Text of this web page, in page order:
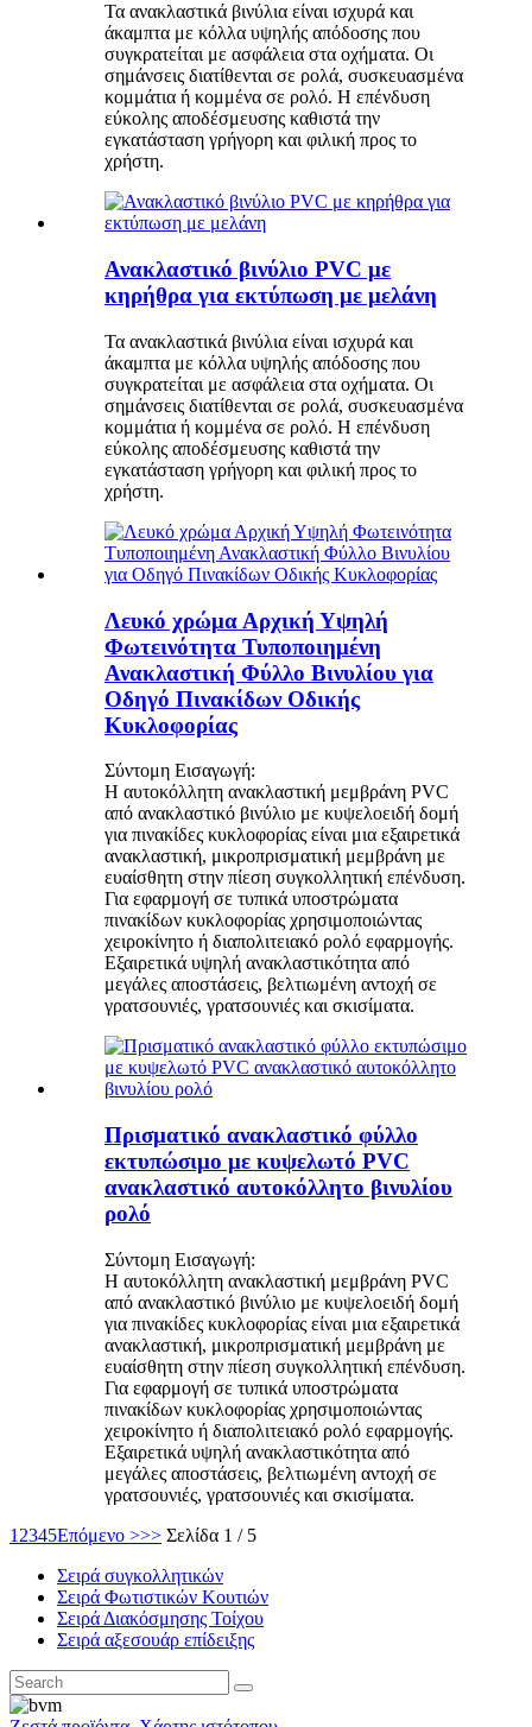
Τα ανακλαστικά βινύλια είναι ισχυρά και
άκαμπτα με κόλλα υψηλής απόδοσης που
συγκρατείται με ασφάλεια στα οχήματα. Οι
σημάνσεις διατίθενται σε ρολά, συσκευασμένα
κομμάτια ή κομμένα σε ρολό. Η επένδυση
εύκολης αποδέσμευσης καθιστά την
εγκατάσταση γρήγορη και φιλική προς το
χρήστη.
Ανακλαστικό βινύλιο PVC με
κηρήθρα για εκτύπωση με μελάνη
Τα ανακλαστικά βινύλια είναι ισχυρά και
άκαμπτα με κόλλα υψηλής απόδοσης που
συγκρατείται με ασφάλεια στα οχήματα. Οι
σημάνσεις διατίθενται σε ρολά, συσκευασμένα
κομμάτια ή κομμένα σε ρολό. Η επένδυση
εύκολης αποδέσμευσης καθιστά την
εγκατάσταση γρήγορη και φιλική προς το
χρήστη.
Λευκό χρώμα Αρχική Υψηλή
Φωτεινότητα Τυποποιημένη
Ανακλαστική Φύλλο Βινυλίου για
Οδηγό Πινακίδων Οδικής
Κυκλοφορίας
Σύντομη Εισαγωγή:
Η αυτοκόλλητη ανακλαστική μεμβράνη PVC
από ανακλαστικό βινύλιο με κυψελοειδή δομή
για πινακίδες κυκλοφορίας είναι μια εξαιρετικά
ανακλαστική, μικροπρισματική μεμβράνη με
ευαίσθητη στην πίεση συγκολλητική επένδυση.
Για εφαρμογή σε τυπικά υποστρώματα
πινακίδων κυκλοφορίας χρησιμοποιώντας
χειροκίνητο ή διαπολιτειακό ρολό εφαρμογής.
Εξαιρετικά υψηλή ανακλαστικότητα από
μεγάλες αποστάσεις, βελτιωμένη αντοχή σε
γρατσουνιές, γρατσουνιές και σκισίματα.
Πρισματικό ανακλαστικό φύλλο
εκτυπώσιμο με κυψελωτό PVC
ανακλαστικό αυτοκόλλητο βινυλίου
ρολό
Σύντομη Εισαγωγή:
Η αυτοκόλλητη ανακλαστική μεμβράνη PVC
από ανακλαστικό βινύλιο με κυψελοειδή δομή
για πινακίδες κυκλοφορίας είναι μια εξαιρετικά
ανακλαστική, μικροπρισματική μεμβράνη με
ευαίσθητη στην πίεση συγκολλητική επένδυση.
Για εφαρμογή σε τυπικά υποστρώματα
πινακίδων κυκλοφορίας χρησιμοποιώντας
χειροκίνητο ή διαπολιτειακό ρολό εφαρμογής.
Εξαιρετικά υψηλή ανακλαστικότητα από
μεγάλες αποστάσεις, βελτιωμένη αντοχή σε
γρατσουνιές, γρατσουνιές και σκισίματα.
1 2345Επόμενο >>> Σελίδα 1 / 5
Σειρά συγκολλητικών
Σειρά Φωτιστικών Κουτιών
Σειρά Διακόσμησης Τοίχου
Σειρά αξεσουάρ επίδειξης